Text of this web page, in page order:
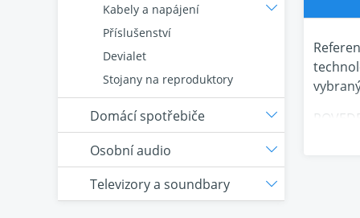
Kabely a napájení
Příslušenství
Devialet
Stojany na reproduktory
Domácí spotřebiče
Osobní audio
Televizory a soundbary